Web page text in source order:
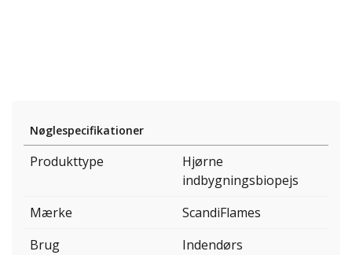
Nøglespecifikationer
Produkttype
Hjørne
indbygningsbiopejs
Mærke
ScandiFlames
Brug
Indendørs